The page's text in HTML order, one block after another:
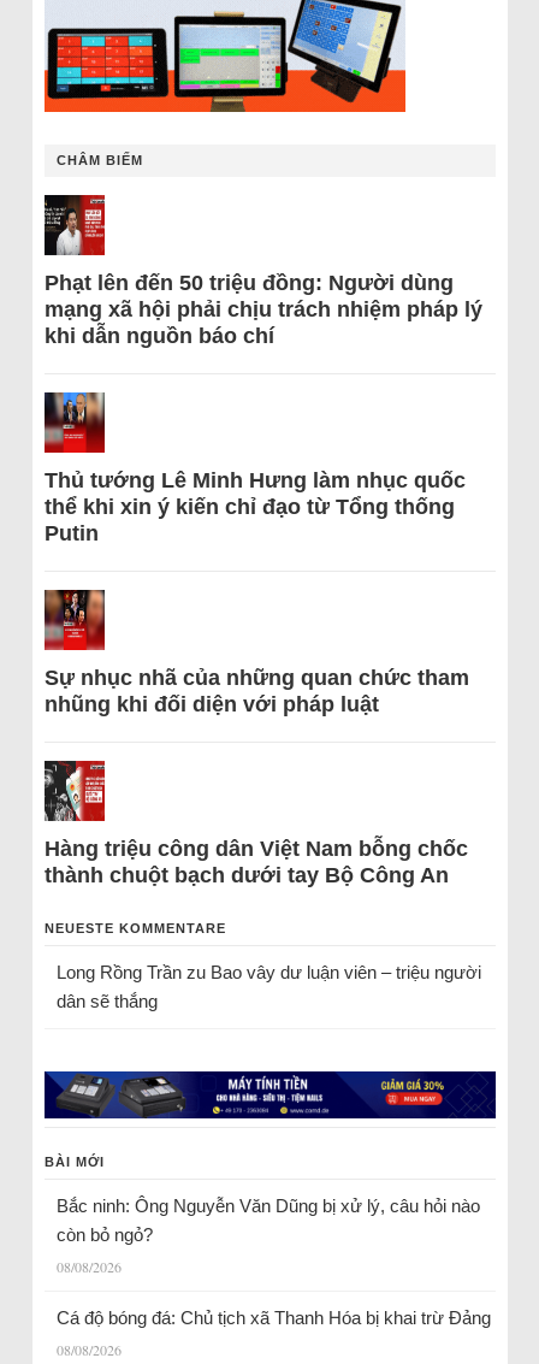
CHÂM BIẾM
Phạt lên đến 50 triệu đồng: Người dùng
mạng xã hội phải chịu trách nhiệm pháp lý
khi dẫn nguồn báo chí
Thủ tướng Lê Minh Hưng làm nhục quốc
thể khi xin ý kiến chỉ đạo từ Tổng thống
Putin
Sự nhục nhã của những quan chức tham
nhũng khi đối diện với pháp luật
Hàng triệu công dân Việt Nam bỗng chốc
thành chuột bạch dưới tay Bộ Công An
NEUESTE KOMMENTARE
Long Rồng Trầnzu Bao vây dư luận viên – triệu người
dân sẽ thắng
BÀI MỚI
Bắc ninh: Ông Nguyễn Văn Dũng bị xử lý, câu hỏi nào
còn bỏ ngỏ?
08/08/2026
Cá độ bóng đá: Chủ tịch xã Thanh Hóa bị khai trừ Đảng
08/08/2026